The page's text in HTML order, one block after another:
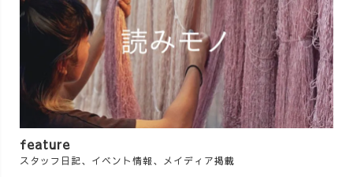
feature
スタッフ日記、イベント情報、メイディア掲載